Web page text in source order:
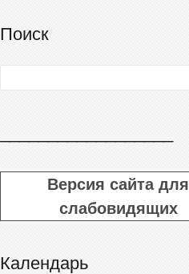
Поиск
Версия сайта для
слабовидящих
Календарь